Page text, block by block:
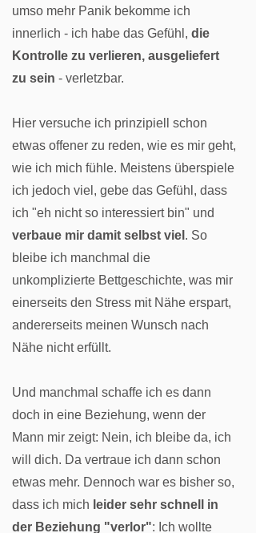
umso mehr Panik bekomme ich
innerlich - ich habe das Gefühl, die
Kontrolle zu verlieren, ausgeliefert
zu sein - verletzbar.
Hier versuche ich prinzipiell schon
etwas offener zu reden, wie es mir geht,
wie ich mich fühle. Meistens überspiele
ich jedoch viel, gebe das Gefühl, dass
ich "eh nicht so interessiert bin" und
verbaue mir damit selbst viel . So
bleibe ich manchmal die
unkomplizierte Bettgeschichte, was mir
einerseits den Stress mit Nähe erspart,
andererseits meinen Wunsch nach
Nähe nicht erfüllt.
Und manchmal schaffe ich es dann
doch in eine Beziehung, wenn der
Mann mir zeigt: Nein, ich bleibe da, ich
will dich. Da vertraue ich dann schon
etwas mehr. Dennoch war es bisher so,
dass ich mich leider sehr schnell in
der Beziehung "verlor": Ich wollte